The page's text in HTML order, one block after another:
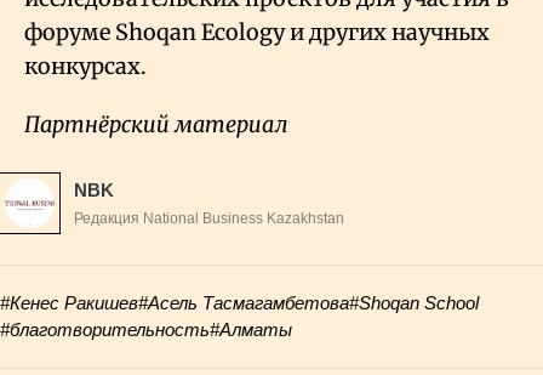
форуме Shoqan Ecology и других научных
конкурсах.
Партнёрский материал
NBK
Редакция National Business Kazakhstan
#Кенес Ракишев#Асель Тасмагамбетова#Shoqan School
#благотворительность#Алматы